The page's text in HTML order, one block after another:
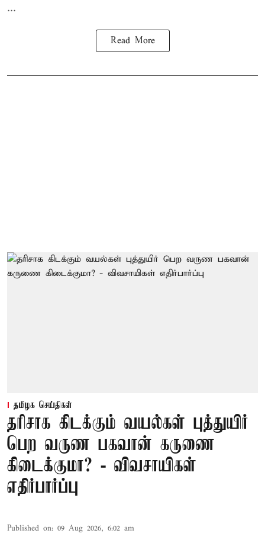
...
Read More
தமிழக செய்திகள்
தரிசாக கிடக்கும் வயல்கள் புத்துயிர்
பெற வருண பகவான் கருணை
கிடைக்குமா? - விவசாயிகள்
எதிர்பார்ப்பு
Published on: 09 Aug 2026, 6:02 am